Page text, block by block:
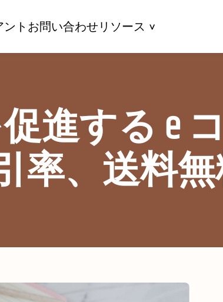
ト お問い合わせリソース
進する e
率、送料